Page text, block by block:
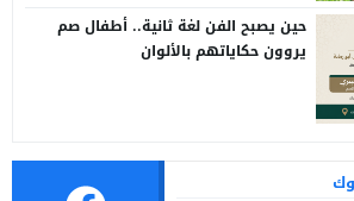
حين يصبح الفن لغة ثانية.. أطفال صم
يروون حكاياتهم بالألوان